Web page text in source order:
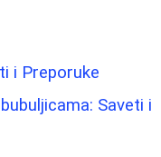
i Preporuke
Saveti i